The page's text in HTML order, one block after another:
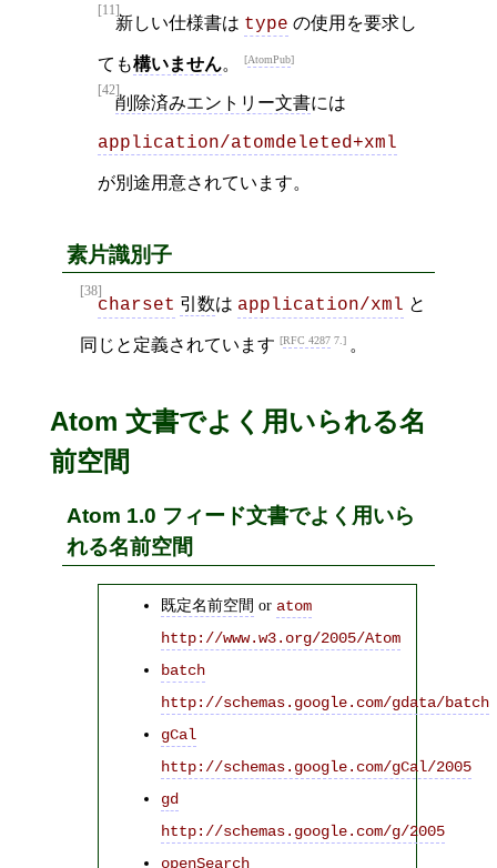
[11]
新しい仕様書は type の使用を要求し
ても構いません。 AtomPub
[42]
削除済みエントリー文書には
application/atomdeleted+xml
が別途用意されています。
素片識別子
[38]
charset 引数は application/xml と
同じと定義されています RFC 4287 7. 。
Atom 文書でよく用いられる名
前空間
Atom 1.0 フィード文書でよく用いら
れる名前空間
既定名前空間 or atom
http://www.w3.org/2005/Atom
batch
http://schemas.google.com/gdata/batch
gCal
http://schemas.google.com/gCal/2005
gd
http://schemas.google.com/g/2005
openSearch